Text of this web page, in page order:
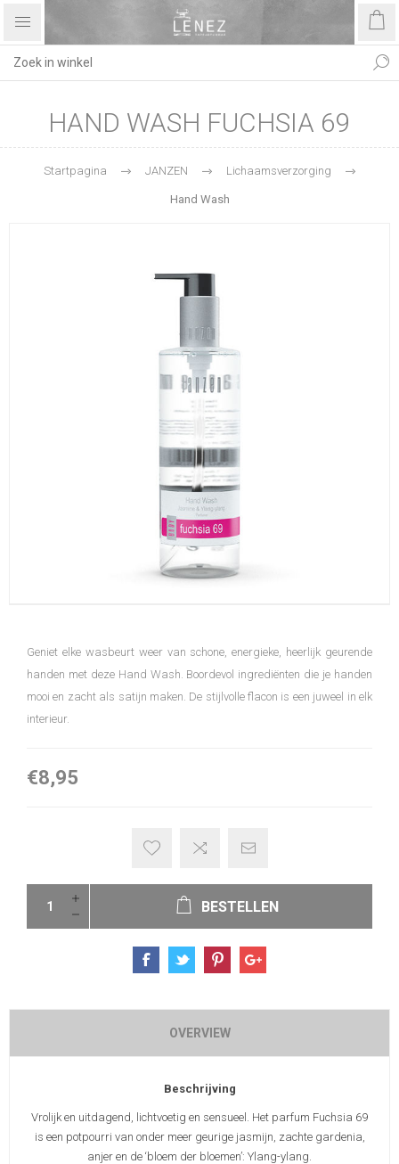
HAND WASH FUCHSIA 69
Startpagina JANZEN Lichaamsverzorging
Hand Wash
Geniet elke wasbeurt weer van schone, energieke, heerlijk geurende
handen met deze Hand Wash. Boordevol ingrediënten die je handen
mooi en zacht als satijn maken. De stijlvolle flacon is een juweel in elk
interieur.
€8,95
BESTELLEN
OVERVIEW
Beschrijving
Vrolijk en uitdagend, lichtvoetig en sensueel. Het parfum Fuchsia 69
is een potpourri van onder meer geurige jasmijn, zachte gardenia,
anjer en de ‘bloem der bloemen’: Ylang-ylang.